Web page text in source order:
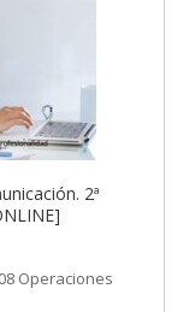
2ª
Operaciones